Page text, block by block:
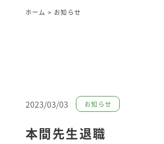
ホーム > お知らせ
2023/03/03 お知らせ
本間先生退職